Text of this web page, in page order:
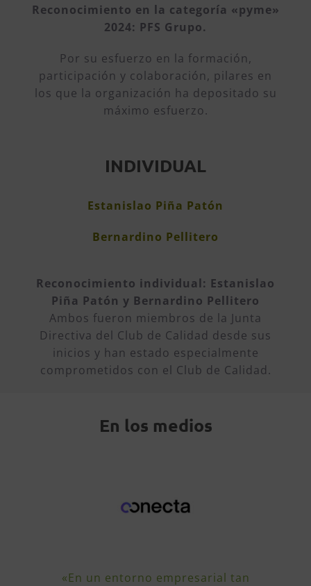
Reconocimiento en la categoría «pyme»
2024: PFS Grupo.
Por su esfuerzo en la formación,
participación y colaboración, pilares en
los que la organización ha depositado su
máximo esfuerzo.
INDIVIDUAL
Estanislao Piña Patón
Bernardino Pellitero
Reconocimiento individual: Estanislao
Piña Patón y Bernardino Pellitero
Ambos fueron miembros de la Junta
Directiva del Club de Calidad desde sus
inicios y han estado especialmente
comprometidos con el Club de Calidad.
En los medios
«En un entorno empresarial tan